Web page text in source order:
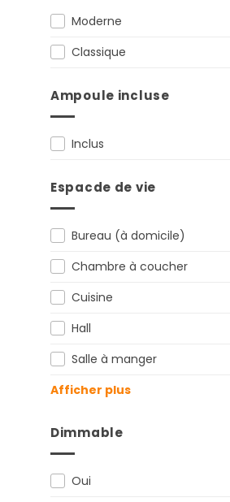
Moderne
Classique
Ampoule incluse
Inclus
Espacde de vie
Bureau (à domicile)
Chambre à coucher
Cuisine
Hall
Salle à manger
Afficher plus
Dimmable
Oui